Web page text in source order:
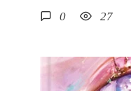
0 27